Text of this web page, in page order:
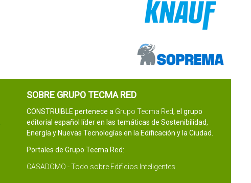
SOBRE GRUPO TECMA RED
CONSTRUIBLE pertenece a Grupo Tecma Red, el grupo
editorial español líder en las temáticas de Sostenibilidad,
Energía y Nuevas Tecnologías en la Edificación y la Ciudad.
Portales de Grupo Tecma Red:
CASADOMO - Todo sobre Edificios Inteligentes